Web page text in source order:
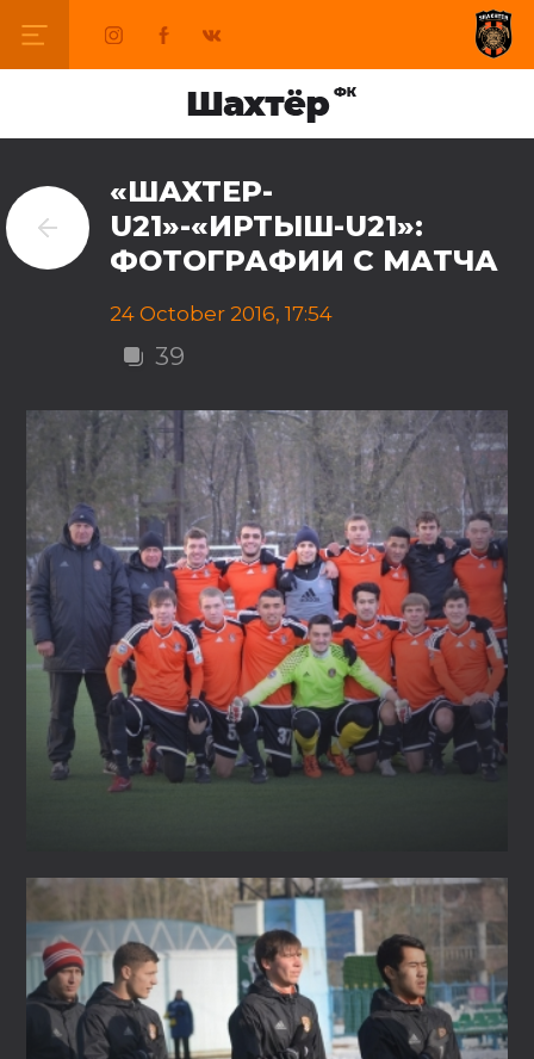
«ШАХТЕР-
U21»-«ИРТЫШ-U21»:
ФОТОГРАФИИ С МАТЧА
24 October 2016, 17:54
39